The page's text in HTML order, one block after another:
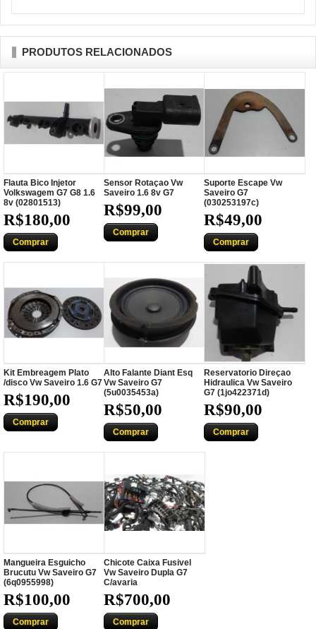
PRODUTOS RELACIONADOS
Flauta Bico Injetor
Volkswagem G7 G8 1.6
8v (02801513)
R$180,00
Comprar
Sensor Rotaçao Vw
Saveiro 1.6 8v G7
R$99,00
Comprar
Suporte Escape Vw
Saveiro G7
(030253197c)
R$49,00
Comprar
Kit Embreagem Plato
/disco Vw Saveiro 1.6 G7
R$190,00
Comprar
Alto Falante Diant Esq
Vw Saveiro G7
(5u0035453a)
R$50,00
Comprar
Reservatorio Direçao
Hidraulica Vw Saveiro
G7 (1jo422371d)
R$90,00
Comprar
Mangueira Esguicho
Brucutu Vw Saveiro G7
(6q0955998)
R$100,00
Comprar
Chicote Caixa Fusivel
Vw Saveiro Dupla G7
C/avaria
R$700,00
Comprar